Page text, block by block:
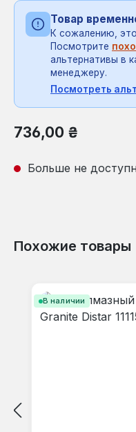
Товар
К сожалению,
Посмотрите
альтернативы в
менеджеру.
Посмотреть
Обычная цена:
736,00 ₴
Больше не
Похожие товары
В наличии